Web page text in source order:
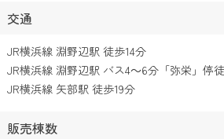
交通
JR横浜線 淵野辺駅 徒歩14分
JR横浜線 淵野辺駅 バス4～6分「弥栄」停
JR横浜線 矢部駅 徒歩19分
販売棟数